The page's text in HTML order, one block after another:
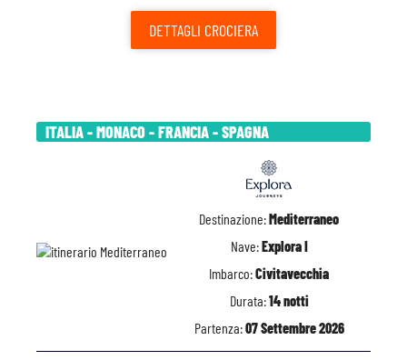
DETTAGLI CROCIERA
ITALIA - MONACO - FRANCIA - SPAGNA
Destinazione:Mediterraneo
Nave:Explora I
Imbarco:Civitavecchia
Durata:14 notti
Partenza:07 Settembre 2026